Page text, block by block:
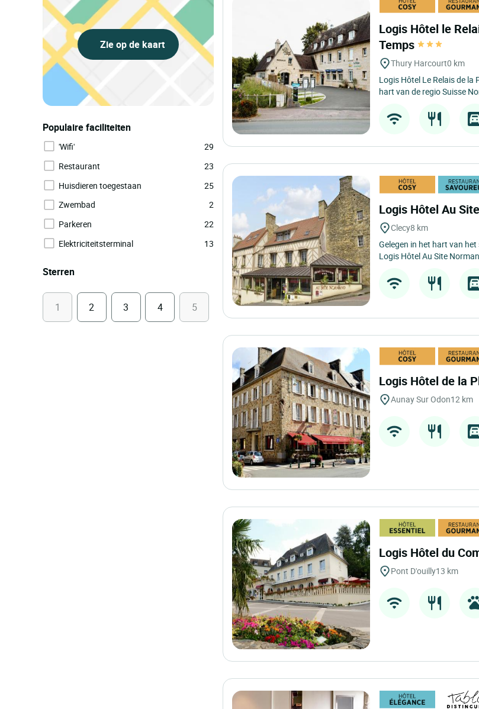
Zie op de kaart
Populaire faciliteiten
'Wifi'
29
Restaurant
23
Huisdieren toegestaan
25
Zwembad
2
Parkeren
22
Elektriciteitsterminal
13
Sterren
1 2 3 4 5
Logis Hôtel le
Temps
Thury Harcourt0 km
Logis Hôtel Le Relais de
hart van de regio Suisse
Logis Hôtel Au
Clecy8 km
Gelegen in het hart van
Logis Hôtel Au Site
Logis Hôtel de la
Aunay Sur Odon12 km
Logis Hôtel du
Pont D'ouilly13 km